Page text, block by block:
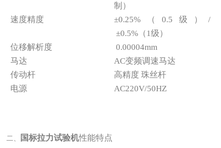
制）
速度精度
±0.25%（0.5级）/
±0.5%（1级）
位移解析度
0.00004mm
马达
AC变频调速马达
传动杆
高精度 珠丝杆
电源
AC220V/50HZ
二、 国标拉力试验机性能特点